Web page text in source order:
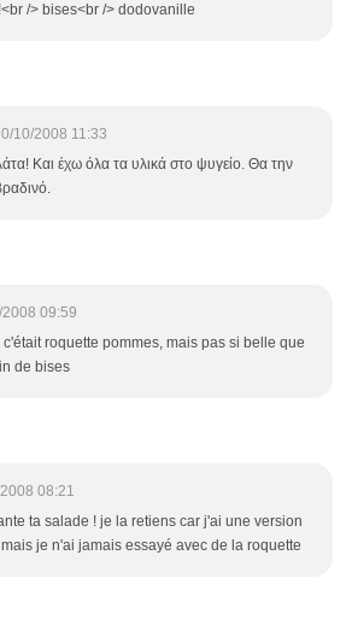
/> bises<br /> dodovanille
10/2008 11:33
Και έχω όλα τα υλικά στο ψυγείο. Θα την
09:59
roquette pommes, mais pas si belle que
de bises
08:21
ta salade ! je la retiens car j'ai une version
je n'ai jamais essayé avec de la roquette